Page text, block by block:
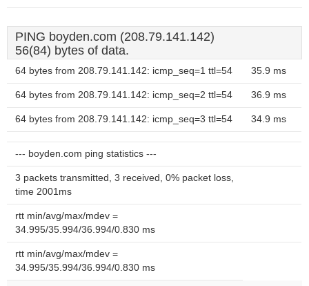
PING boyden.com (208.79.141.142)
56(84) bytes of data.
64 bytes from 208.79.141.142: icmp_seq=1 ttl=54 35.9 ms
64 bytes from 208.79.141.142: icmp_seq=2 ttl=54 36.9 ms
64 bytes from 208.79.141.142: icmp_seq=3 ttl=54 34.9 ms
--- boyden.com ping statistics ---
3 packets transmitted, 3 received, 0% packet loss,
time 2001ms
rtt min/avg/max/mdev =
34.995/35.994/36.994/0.830 ms
rtt min/avg/max/mdev =
34.995/35.994/36.994/0.830 ms